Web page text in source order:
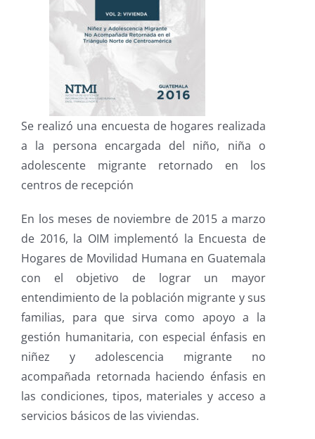
Se realizó una encuesta de hogares realizada
a la persona encargada del niño, niña o
adolescente migrante retornado en los
centros de recepción
En los meses de noviembre de 2015 a marzo
de 2016, la OIM implementó la Encuesta de
Hogares de Movilidad Humana en Guatemala
con el objetivo de lograr un mayor
entendimiento de la población migrante y sus
familias, para que sirva como apoyo a la
gestión humanitaria, con especial énfasis en
niñez y adolescencia migrante no
acompañada retornada haciendo énfasis en
las condiciones, tipos, materiales y acceso a
servicios básicos de las viviendas.